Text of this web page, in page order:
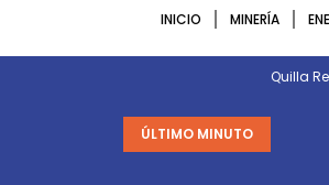
INICIO MINERÍA
ÚLTIMO MINUTO
Quilla